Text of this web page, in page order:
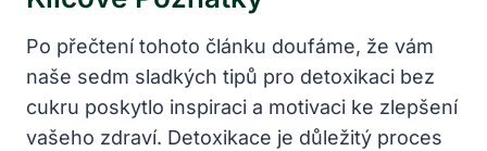
Po přečtení tohoto článku doufáme, že vám
naše sedm sladkých tipů pro detoxikaci bez
cukru poskytlo inspiraci a motivaci ke zlepšení
vašeho zdraví. Detoxikace je důležitý proces